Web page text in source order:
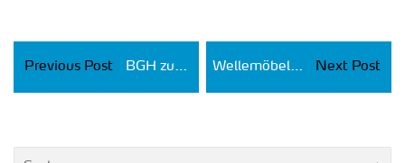
Previous Post BGH zur Haftung der Mitglieder eines Gläubigerausschusses Next Post
Wellemöbel will sich in Eigenverwaltung sanieren